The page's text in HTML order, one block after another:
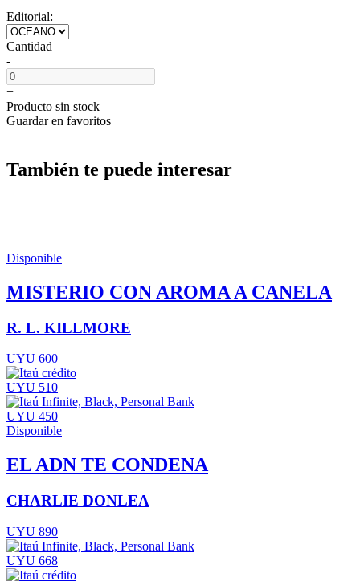
Editorial:
Cantidad
-
+
Producto sin stock
Guardar en favoritos
También te puede interesar
Disponible
MISTERIO CON AROMA A CANELA
R. L. KILLMORE
UYU 600
UYU 510
UYU 450
Disponible
EL ADN TE CONDENA
CHARLIE DONLEA
UYU 890
UYU 668